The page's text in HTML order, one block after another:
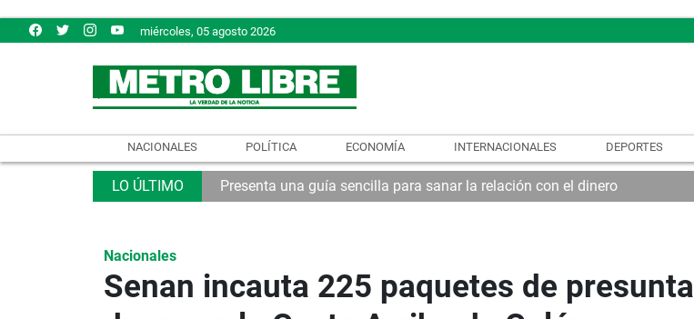
miércoles, 05 agosto 2026
NACIONALES POLÍTICA ECONOMÍA INTERNACIONALES DEPORTES
Presenta una guía sencilla para sanar la relación con el dinero
Nacionales
Senan incauta 225 paquetes de presunta